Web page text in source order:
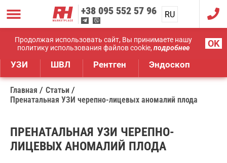
Продолжая использовать сайт, Вы принимаете нашу
политику использования файлов cookie, подробнее OK
+38 095 552 57 96 RU
UA
Дистрибуция медицинского оборудования
УЗИ ШВЛ Рентген Эндоскоп
Главная
Статьи
Пренатальная УЗИ черепно-лицевых аномалий плода
ПРЕНАТАЛЬНАЯ УЗИ ЧЕРЕПНО-
ЛИЦЕВЫХ АНОМАЛИЙ ПЛОДА